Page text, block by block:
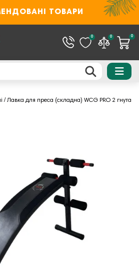
ТОВАРИ
0 0 0
Лавка для преса (складна) WCG PRO 2 гнута